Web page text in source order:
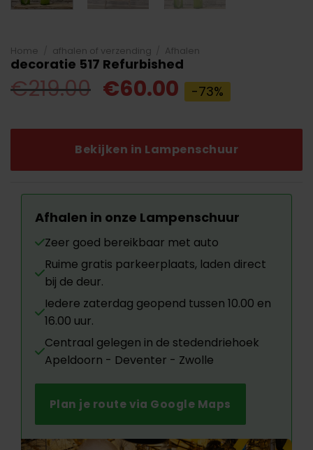
Home afhalen of verzending Afhalen
decoratie 517 Refurbished
€219.00 Oorspronkelijke
was:
€219.00.
€60.00 Huidige
prijs
is:
€60.00.
-73%
Bekijken in Lampenschuur
Afhalen in onze Lampenschuur
Zeer goed bereikbaar met auto
Ruime gratis parkeerplaats, laden direct
bij de deur.
Iedere zaterdag geopend tussen 10.00 en
16.00 uur.
Centraal gelegen in de stedendriehoek
Apeldoorn - Deventer - Zwolle
Plan je route via Google Maps